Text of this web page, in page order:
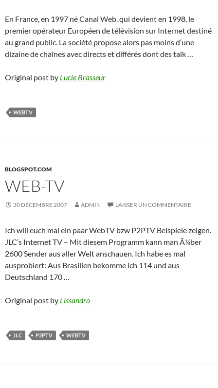
En France, en 1997 né Canal Web, qui devient en 1998, le
premier opérateur Européen de télévision sur Internet destiné
au grand public. La société propose alors pas moins d’une
dizaine de chaînes avec directs et différés dont des talk …
Original post by Lucie Brasseur
WEBTV
BLOGSPOT.COM
WEB-TV
30 DÉCEMBRE 2007 ADMIN LAISSER UN COMMENTAIRE
Ich will euch mal ein paar WebTV bzw P2PTV Beispiele zeigen.
JLC’s Internet TV – Mit diesem Programm kann man Ã¼ber
2600 Sender aus aller Welt anschauen. Ich habe es mal
ausprobiert: Aus Brasilien bekomme ich 114 und aus
Deutschland 170 …
Original post by Lissandro
JLC P2PTV WEBTV